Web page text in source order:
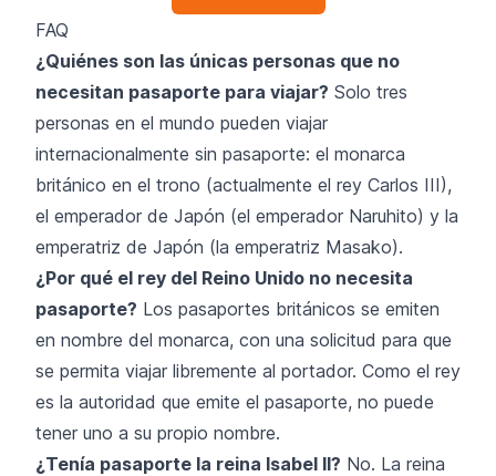
FAQ
¿Quiénes son las únicas personas que no
necesitan pasaporte para viajar? Solo tres
personas en el mundo pueden viajar
internacionalmente sin pasaporte: el monarca
británico en el trono (actualmente el rey Carlos III),
el emperador de Japón (el emperador Naruhito) y la
emperatriz de Japón (la emperatriz Masako).
¿Por qué el rey del Reino Unido no necesita
pasaporte? Los pasaportes británicos se emiten
en nombre del monarca, con una solicitud para que
se permita viajar libremente al portador. Como el rey
es la autoridad que emite el pasaporte, no puede
tener uno a su propio nombre.
¿Tenía pasaporte la reina Isabel II? No. La reina